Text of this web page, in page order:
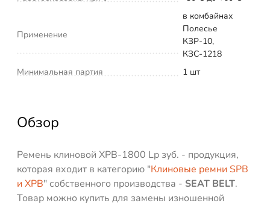
Применение
в комбайнах
Полесье
КЗР-10,
КЗС-1218
Минимальная партия
1 шт
Обзор
Ремень клиновой XPB-1800 Lp зуб. - продукция,
которая входит в категорию "Клиновые ремни SPB
и XPB" собственного производства - SEAT BELT.
Товар можно купить для замены изношенной